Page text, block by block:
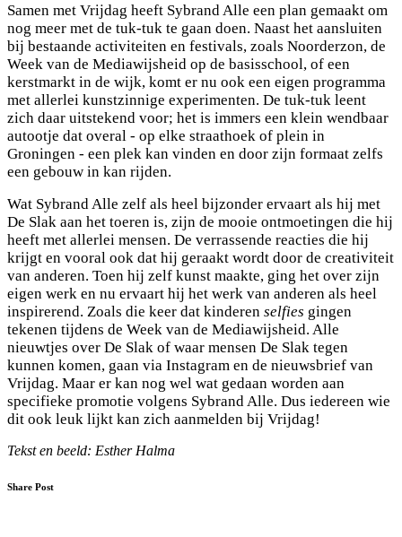
Samen met Vrijdag heeft Sybrand Alle een plan gemaakt om
nog meer met de tuk-tuk te gaan doen. Naast het aansluiten
bij bestaande activiteiten en festivals, zoals Noorderzon, de
Week van de Mediawijsheid op de basisschool, of een
kerstmarkt in de wijk, komt er nu ook een eigen programma
met allerlei kunstzinnige experimenten. De tuk-tuk leent
zich daar uitstekend voor; het is immers een klein wendbaar
autootje dat overal - op elke straathoek of plein in
Groningen - een plek kan vinden en door zijn formaat zelfs
een gebouw in kan rijden.
Wat Sybrand Alle zelf als heel bijzonder ervaart als hij met
De Slak aan het toeren is, zijn de mooie ontmoetingen die hij
heeft met allerlei mensen. De verrassende reacties die hij
krijgt en vooral ook dat hij geraakt wordt door de creativiteit
van anderen. Toen hij zelf kunst maakte, ging het over zijn
eigen werk en nu ervaart hij het werk van anderen als heel
inspirerend. Zoals die keer dat kinderen selfies gingen
tekenen tijdens de Week van de Mediawijsheid. Alle
nieuwtjes over De Slak of waar mensen De Slak tegen
kunnen komen, gaan via Instagram en de nieuwsbrief van
Vrijdag. Maar er kan nog wel wat gedaan worden aan
specifieke promotie volgens Sybrand Alle. Dus iedereen wie
dit ook leuk lijkt kan zich aanmelden bij Vrijdag!
Tekst en beeld: Esther Halma
Share Post